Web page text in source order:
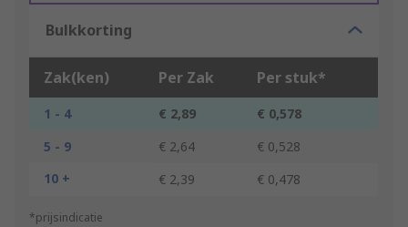
Bulkkorting
Zak(ken) Per Zak Per stuk*
1 - 4 € 2,89
€ 0,578
5 - 9
€ 2,64
€ 0,528
10 +
€ 2,39 € 0,478
*prijsindicatie